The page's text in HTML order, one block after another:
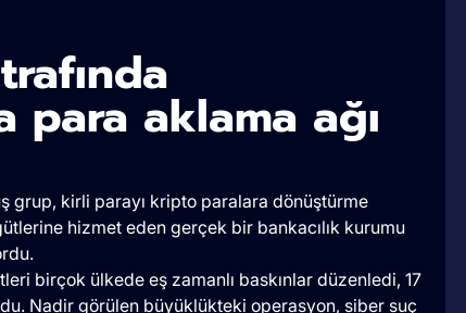
para aklama ağı
grup, kirli parayı kripto paralara dönüştürme
hizmet eden gerçek bir bankacılık kurumu
birçok ülkede eş zamanlı baskınlar düzenledi, 17
Nadir görülen büyüklükteki operasyon, siber suç